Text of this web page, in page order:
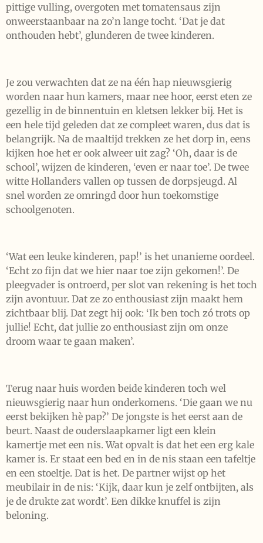
pittige vulling, overgoten met tomatensaus zijn
onweerstaanbaar na zo’n lange tocht. ‘Dat je dat
onthouden hebt’, glunderen de twee kinderen.
Je zou verwachten dat ze na één hap nieuwsgierig
worden naar hun kamers, maar nee hoor, eerst eten ze
gezellig in de binnentuin en kletsen lekker bij. Het is
een hele tijd geleden dat ze compleet waren, dus dat is
belangrijk. Na de maaltijd trekken ze het dorp in, eens
kijken hoe het er ook alweer uit zag? ‘Oh, daar is de
school’, wijzen de kinderen, ‘even er naar toe’. De twee
witte Hollanders vallen op tussen de dorpsjeugd. Al
snel worden ze omringd door hun toekomstige
schoolgenoten.
‘Wat een leuke kinderen, pap!’ is het unanieme oordeel.
‘Echt zo fijn dat we hier naar toe zijn gekomen!’. De
pleegvader is ontroerd, per slot van rekening is het toch
zijn avontuur. Dat ze zo enthousiast zijn maakt hem
zichtbaar blij. Dat zegt hij ook: ‘Ik ben toch zó trots op
jullie! Echt, dat jullie zo enthousiast zijn om onze
droom waar te gaan maken’.
Terug naar huis worden beide kinderen toch wel
nieuwsgierig naar hun onderkomens. ‘Die gaan we nu
eerst bekijken hè pap?’ De jongste is het eerst aan de
beurt. Naast de ouderslaapkamer ligt een klein
kamertje met een nis. Wat opvalt is dat het een erg kale
kamer is. Er staat een bed en in de nis staan een tafeltje
en een stoeltje. Dat is het. De partner wijst op het
meubilair in de nis: ‘Kijk, daar kun je zelf ontbijten, als
je de drukte zat wordt’. Een dikke knuffel is zijn
beloning.